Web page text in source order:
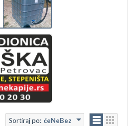
Sortiraj po: ćeNeBez